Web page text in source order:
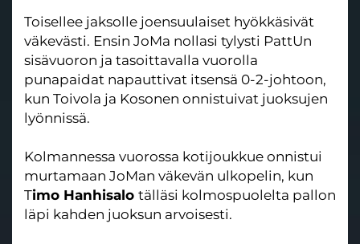
Toisellee jaksolle joensuulaiset hyökkäsivät
väkevästi. Ensin JoMa nollasi tylysti PattUn
sisävuoron ja tasoittavalla vuorolla
punapaidat napauttivat itsensä 0-2-johtoon,
kun Toivola ja Kosonen onnistuivat juoksujen
lyönnissä.
Kolmannessa vuorossa kotijoukkue onnistui
murtamaan JoMan väkevän ulkopelin, kun
Timo Hanhisalo tälläsi kolmospuolelta pallon
läpi kahden juoksun arvoisesti.